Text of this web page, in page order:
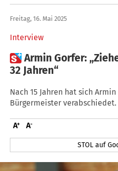
Interview
Freitag, 16. Mai 2025
Armin Gorfer:
32 Jahren“
Nach 15 Jahren hat sich
Bürgermeister verabschiedet.
STOL auf